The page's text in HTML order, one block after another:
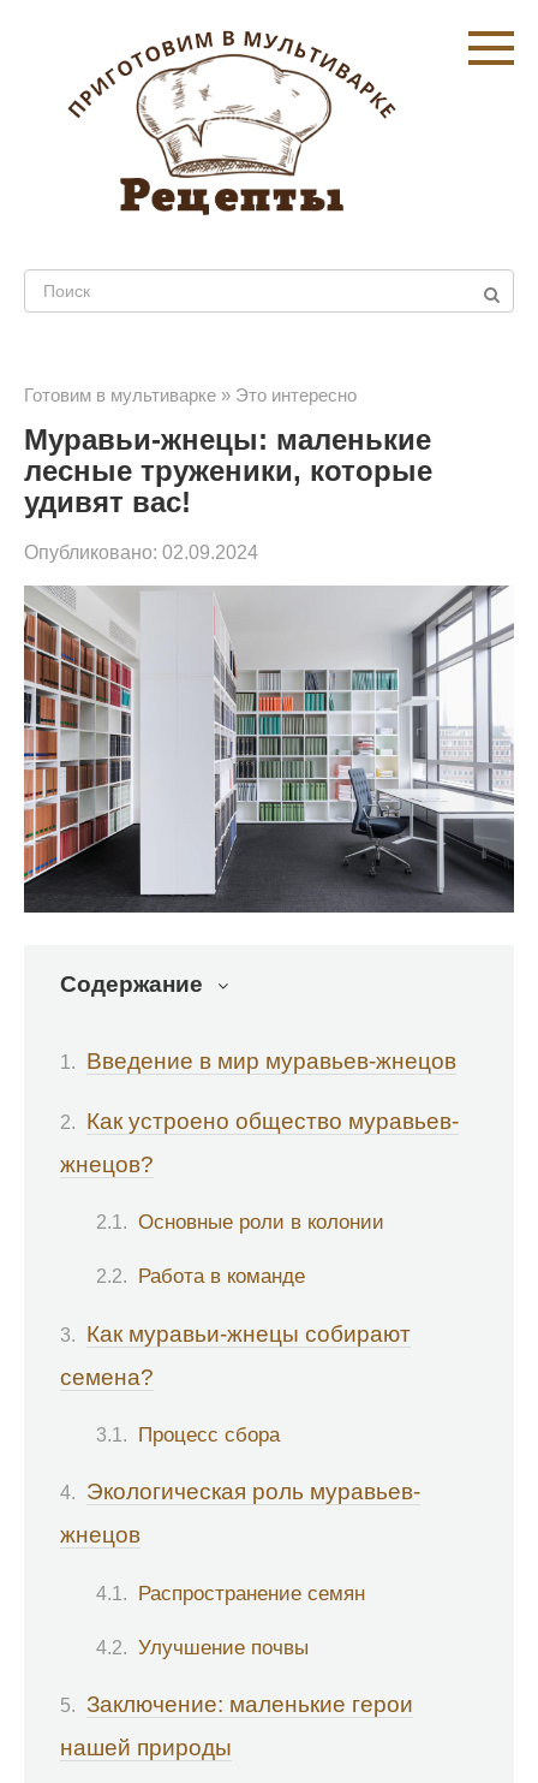
контенту
Поиск:
Готовим в мультиварке » Это интересно
Муравьи-жнецы: маленькие
лесные труженики, которые
удивят вас!
Опубликовано: 02.09.2024
Содержание
Введение в мир муравьев-жнецов
Как устроено общество муравьев-
жнецов?
Основные роли в колонии
Работа в команде
Как муравьи-жнецы собирают
семена?
Процесс сбора
Экологическая роль муравьев-
жнецов
Распространение семян
Улучшение почвы
Заключение: маленькие герои
нашей природы